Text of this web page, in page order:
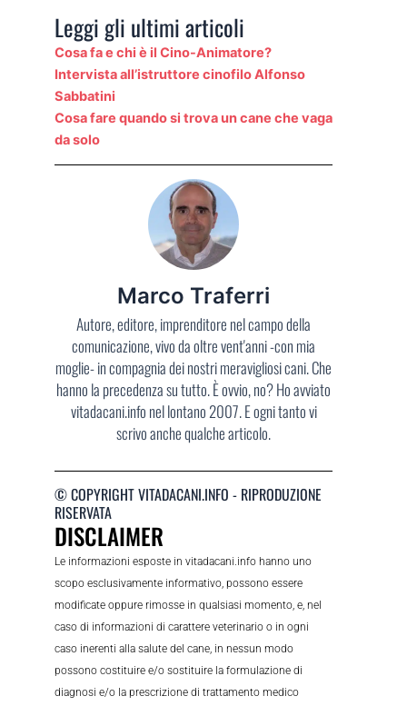
Leggi gli ultimi articoli
Cosa fa e chi è il Cino-Animatore?
Intervista all’istruttore cinofilo Alfonso
Sabbatini
Cosa fare quando si trova un cane che vaga
da solo
Marco Traferri
Autore, editore, imprenditore nel campo della
comunicazione, vivo da oltre vent'anni -con mia
moglie- in compagnia dei nostri meravigliosi cani. Che
hanno la precedenza su tutto. È ovvio, no? Ho avviato
vitadacani.info nel lontano 2007. E ogni tanto vi
scrivo anche qualche articolo.
© COPYRIGHT VITADACANI.INFO - RIPRODUZIONE
RISERVATA
DISCLAIMER
Le informazioni esposte in vitadacani.info hanno uno
scopo esclusivamente informativo, possono essere
modificate oppure rimosse in qualsiasi momento, e, nel
caso di informazioni di carattere veterinario o in ogni
caso inerenti alla salute del cane, in nessun modo
possono costituire e/o sostituire la formulazione di
diagnosi e/o la prescrizione di trattamento medico